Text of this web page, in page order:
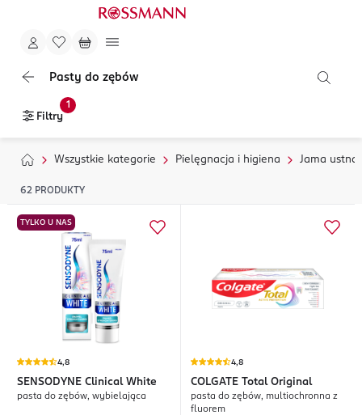
Pasty do zębów
Filtry
1
Wszystkie kategorie Pielęgnacja i higiena Jama ustna
62 PRODUKTY
TYLKO U NAS
4,8
SENSODYNE Clinical White
pasta do zębów, wybielająca
4,8
COLGATE Total Original
pasta do zębów, multiochronna z
fluorem